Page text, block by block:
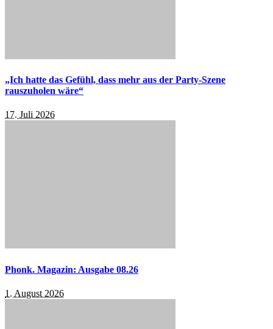
„Ich hatte das Gefühl, dass mehr aus der Party-Szene
rauszuholen wäre“
17. Juli 2026
Phonk. Magazin: Ausgabe 08.26
1. August 2026